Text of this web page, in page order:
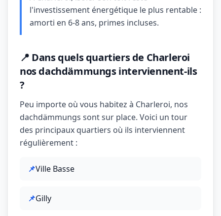
l'investissement énergétique le plus rentable :
amorti en 6-8 ans, primes incluses.
📍 Dans quels quartiers de Charleroi
nos dachdämmungs interviennent-ils
?
Peu importe où vous habitez à Charleroi, nos
dachdämmungs sont sur place. Voici un tour
des principaux quartiers où ils interviennent
régulièrement :
📌Ville Basse
📌Gilly